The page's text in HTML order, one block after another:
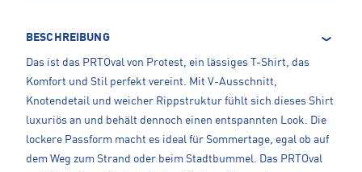
BESCHREIBUNG
Das ist das PRTOval von Protest, ein lässiges T-Shirt, das
Komfort und Stil perfekt vereint. Mit V-Ausschnitt,
Knotendetail und weicher Rippstruktur fühlt sich dieses Shirt
luxuriös an und behält dennoch einen entspannten Look. Die
lockere Passform macht es ideal für Sommertage, egal ob auf
dem Weg zum Strand oder beim Stadtbummel. Das PRTOval